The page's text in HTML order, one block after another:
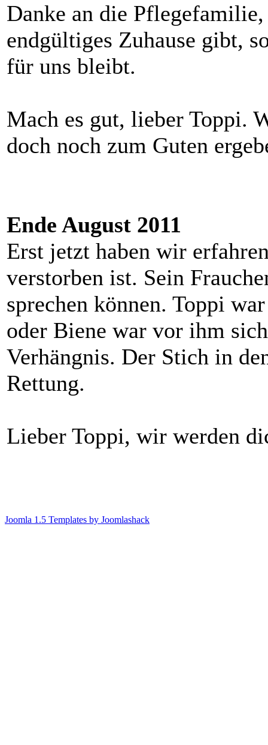
Danke an die
endgültiges Zuhause gibt,
für uns bleibt.
Mach es gut, lieber Toppi.
doch noch zum Guten
Ende August 2011
Erst jetzt haben wir
verstorben ist. Sein
sprechen können. Toppi
oder Biene war vor ihm
Verhängnis. Der Stich in
Rettung.
Lieber Toppi, wir werden
Joomla 1.5 Templates by Joomlashack